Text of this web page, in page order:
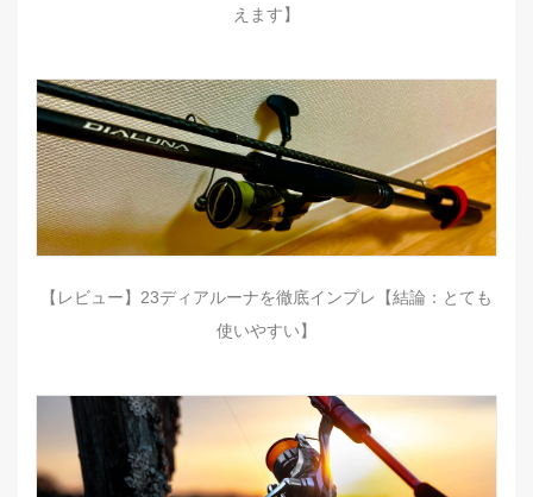
えます】
【レビュー】23ディアルーナを徹底インプレ【結論：とても
使いやすい】